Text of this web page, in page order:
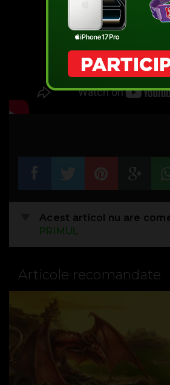
Acest articol nu are
PRIMUL
Articole recomandate